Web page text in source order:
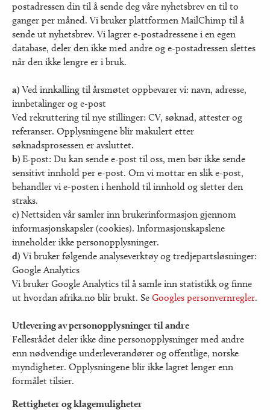
postadressen din til å sende deg våre nyhetsbrev en til to
ganger per måned. Vi bruker plattformen MailChimp til å
sende ut nyhetsbrev. Vi lagrer e-postadressene i en egen
database, deler den ikke med andre og e-postadressen slettes
når den ikke lengre er i bruk.
a) Ved innkalling til årsmøtet oppbevarer vi: navn, adresse,
innbetalinger og e-post
Ved rekruttering til nye stillinger: CV, søknad, attester og
referanser. Opplysningene blir makulert etter
søknadsprosessen er avsluttet.
b) E-post: Du kan sende e-post til oss, men bør ikke sende
sensitivt innhold per e-post. Om vi mottar en slik e-post,
behandler vi e-posten i henhold til innhold og sletter den
straks.
c) Nettsiden vår samler inn brukerinformasjon gjennom
informasjonskapsler (cookies). Informasjonskapslene
inneholder ikke personopplysninger.
d) Vi bruker følgende analyseverktøy og tredjepartsløsninger:
Google Analytics
Vi bruker Google Analytics til å samle inn statistikk og finne
ut hvordan afrika.no blir brukt. Se Googles personvernregler.
Utlevering av personopplysninger til andre
Fellesrådet deler ikke dine personopplysninger med andre
enn nødvendige underleverandører og offentlige, norske
myndigheter. Opplysningene blir ikke lagret lenger enn
formålet tilsier.
Rettigheter og klagemuligheter